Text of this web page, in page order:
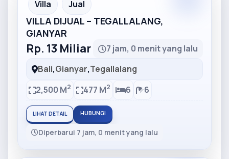
Villa Jual
VILLA DIJUAL – TEGALLALANG,
GIANYAR
Rp. 13 Miliar
7 jam, 0 menit yang lalu
Bali,Gianyar,Tegallalang
2,500 M2 477 M2 6 6
LIHAT DETAIL HUBUNGI
Diperbarui 7 jam, 0 menit yang lalu